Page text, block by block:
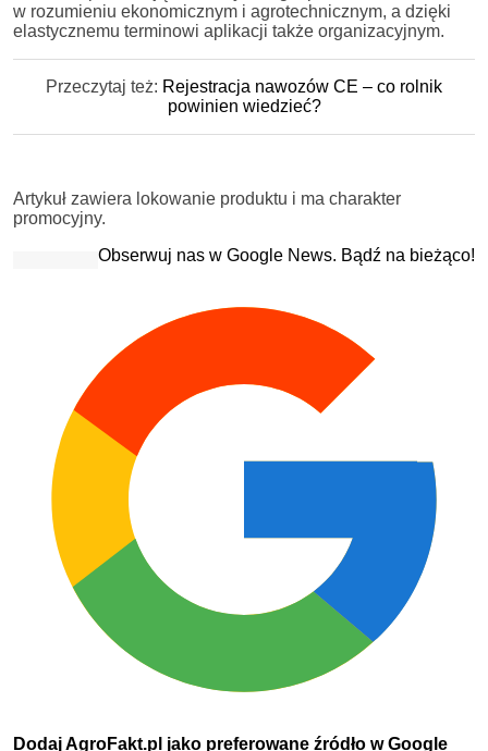
w rozumieniu ekonomicznym i agrotechnicznym, a dzięki
elastycznemu terminowi aplikacji także organizacyjnym.
Przeczytaj też: Rejestracja nawozów CE – co rolnik
powinien wiedzieć?
Artykuł zawiera lokowanie produktu i ma charakter
promocyjny.
Obserwuj nas w Google News. Bądź na bieżąco!
Dodaj AgroFakt.pl jako preferowane źródło w Google